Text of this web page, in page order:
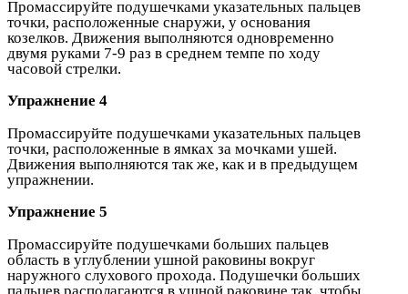
Промассируйте подушечками указательных пальцев
точки, расположенные снаружи, у основания
козелков. Движения выполняются одновременно
двумя руками 7-9 раз в среднем темпе по ходу
часовой стрелки.
Упражнение 4
Промассируйте подушечками указательных пальцев
точки, расположенные в ямках за мочками ушей.
Движения выполняются так же, как и в предыдущем
упражнении.
Упражнение 5
Промассируйте подушечками больших пальцев
область в углублении ушной раковины вокруг
наружного слухового прохода. Подушечки больших